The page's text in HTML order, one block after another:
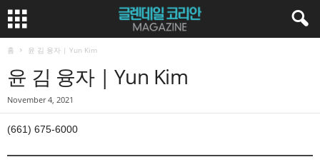
홈 윤 김 융자 | Yun Kim
윤 김 융자 | Yun Kim
November 4, 2021
(661) 675-6000